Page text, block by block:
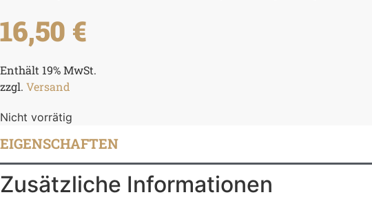
16,50 €
Enthält 19% MwSt.
zzgl. Versand
Nicht vorrätig
EIGENSCHAFTEN
Zusätzliche Informationen